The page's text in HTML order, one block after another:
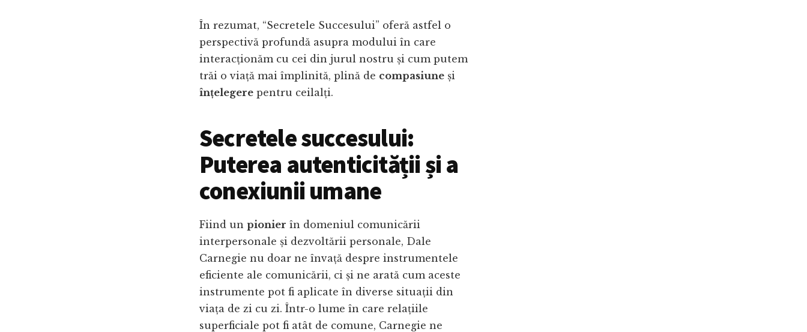
În rezumat, “Secretele Succesului” oferă astfel o
perspectivă profundă asupra modului în care
interacționăm cu cei din jurul nostru și cum putem
trăi o viață mai împlinită, plină de compasiune și
înțelegere pentru ceilalți.
Secretele succesului:
Puterea autenticității și a
conexiunii umane
Fiind un pionier în domeniul comunicării
interpersonale și dezvoltării personale, Dale
Carnegie nu doar ne învață despre instrumentele
eficiente ale comunicării, ci și ne arată cum aceste
instrumente pot fi aplicate în diverse situații din
viața de zi cu zi. Într-o lume în care relațiile
superficiale pot fi atât de comune, Carnegie ne